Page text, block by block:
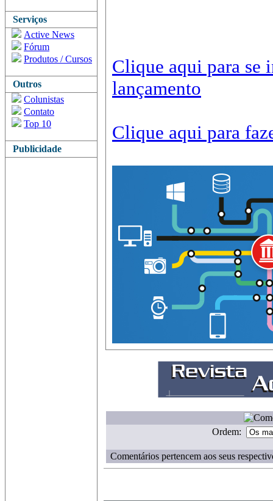
Serviços
Active News
Fórum
Produtos / Cursos
Outros
Colunistas
Contato
Top 10
Publicidade
Clique aqui para se
lançamento
Clique aqui para
Ordem:
Comentários pertencem aos seus